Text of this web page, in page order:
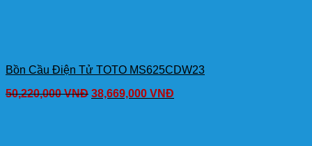
Bồn Cầu Điện Tử TOTO MS625CDW23
50,220,000VNĐ 38,669,000 VNĐ